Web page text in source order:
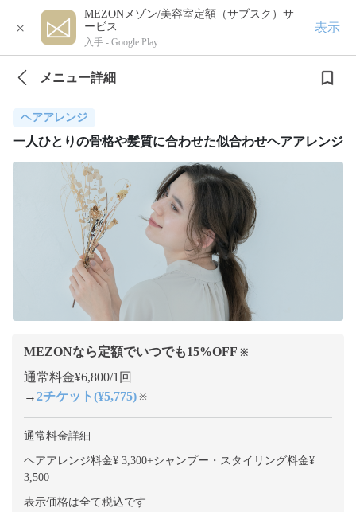
×
MEZONメゾン/美容室定額（サブスク）サ
ービス
入手 - Google Play
表示
メニュー詳細
ヘアアレンジ
一人ひとりの骨格や髪質に合わせた似合わせヘアアレンジ
MEZONなら定額でいつでも15%OFF ※
通常料金¥6,800/1回
→2チケット(¥5,775) ※
通常料金詳細
ヘアアレンジ料金¥ 3,300+シャンプー・スタイリング料金¥
3,500
表示価格は全て税込です